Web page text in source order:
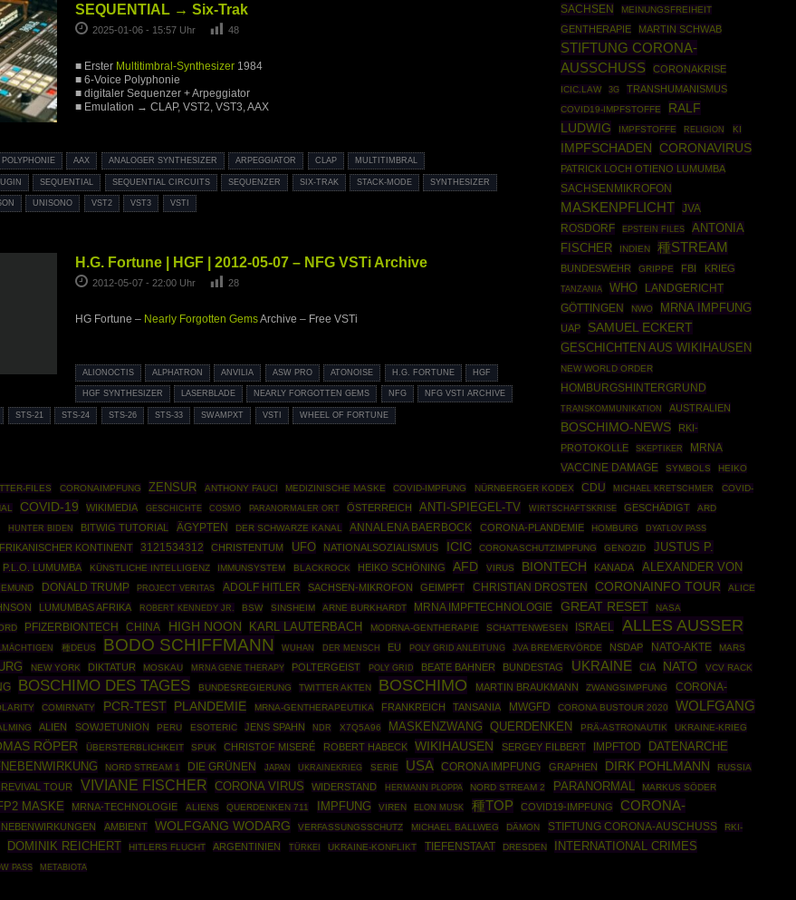
SEQUENTIAL → Six-Trak
2025-01-06 - 15:57 Uhr 48
■ Erster Multitimbral-Synthesizer1984
■ 6-Voice Polyphonie
■ digitaler Sequenzer + Arpeggiator
■ Emulation → CLAP, VST2, VST3, AAX
AAX ANALOGER SYNTHESIZER ARPEGGIATOR CLAP MULTITIMBRAL
SEQUENTIAL SEQUENTIAL CIRCUITS SEQUENZER SIX-TRAK STACK-MODE SYNTHESIZER
UNISONO VST2 VST3 VSTI
H.G. Fortune | HGF | 2012-05-07 – NFG VSTi Archive
2012-05-07 - 22:00 Uhr 28
HG Fortune – Nearly Forgotten GemsArchive – Free VSTi
ALIONOCTIS ALPHATRON ANVILIA ASW PRO ATONOISE H.G. FORTUNE HGF
HGF SYNTHESIZER LASERBLADE NEARLY FORGOTTEN GEMS NFG NFG VSTI ARCHIVE
STS-21 STS-24 STS-26 STS-33 SWAMPXT VSTI WHEEL OF FORTUNE
SACHSEN MEINUNGSFREIHEIT
GENTHERAPIE MARTIN SCHWAB
STIFTUNG CORONA-
AUSSCHUSS
CORONAKRISE
ICIC.LAW 3G TRANSHUMANISMUS
COVID19-IMPFSTOFFE
RALF
LUDWIG
IMPFSTOFFE RELIGION KI
IMPFSCHADEN CORONAVIRUS
PATRICK LOCH OTIENO LUMUMBA
SACHSENMIKROFON
MASKENPFLICHT JVA
ROSDORF
EPSTEIN FILES
ANTONIA
FISCHER
INDIEN 種STREAM
BUNDESWEHR GRIPPE FBI KRIEG
TANZANIA WHO
LANDGERICHT
GÖTTINGEN
NWO MRNA IMPFUNG
UAP SAMUEL ECKERT
GESCHICHTEN AUS WIKIHAUSEN
NEW WORLD ORDER
HOMBURGSHINTERGRUND
TRANSKOMMUNIKATION AUSTRALIEN
BOSCHIMO-NEWS
RKI-
PROTOKOLLE
SKEPTIKER
MRNA
VACCINE DAMAGE
SYMBOLS
HEIKO
FILES CORONAIMPFUNG ZENSUR ANTHONY FAUCI MEDIZINISCHE MASKE COVID-IMPFUNG NÜRNBERGER KODEX CDU MICHAEL KRETSCHMER
COVID-
COVID-19 WIKIMEDIA GESCHICHTE COSMO PARANORMALER ORT ÖSTERREICH ANTI-SPIEGEL-TV WIRTSCHAFTSKRISE GESCHÄDIGT ARD
HUNTER BIDEN BITWIG TUTORIAL ÄGYPTEN DER SCHWARZE KANAL ANNALENA BAERBOCK CORONA-PLANDEMIE HOMBURG DYATLOV PASS
KONTINENT 3121534312 CHRISTENTUM UFO NATIONALSOZIALISMUS ICIC CORONASCHUTZIMPFUNG GENOZID
JUSTUS P.
P.L.O. LUMUMBA KÜNSTLICHE INTELLIGENZ IMMUNSYSTEM BLACKROCK HEIKO SCHÖNING AFD VIRUS BIONTECH KANADA
ALEXANDER VON
DONALD TRUMP PROJECT VERITAS ADOLF HITLER SACHSEN-MIKROFON GEIMPFT CHRISTIAN DROSTEN CORONAINFO TOUR
ALICE
LUMUMBAS AFRIKA ROBERT KENNEDY JR. BSW SINSHEIM ARNE BURKHARDT MRNA IMPFTECHNOLOGIE GREAT RESET
NASA
PFIZERBIONTECH CHINA HIGH NOON KARL LAUTERBACH MODRNA-GENTHERAPIE SCHATTENWESEN ISRAEL
ALLES AUSSER
種DEUS BODO SCHIFFMANN WUHAN DER MENSCH EU POLY GRID ANLEITUNG JVA BREMERVÖRDE NSDAP NATO-AKTE MARS
NEW YORK DIKTATUR MOSKAU MRNA GENE THERAPY POLTERGEIST POLY GRID BEATE BAHNER BUNDESTAG UKRAINE CIA NATO VCV RACK
BOSCHIMO DES TAGES BUNDESREGIERUNG TWITTER AKTEN BOSCHIMO MARTIN BRAUKMANN ZWANGSIMPFUNG
CORONA-
COMIRNATY PCR-TEST PLANDEMIE MRNA-GENTHERAPEUTIKA FRANKREICH TANSANIA MWGFD CORONA BUSTOUR 2020
WOLFGANG
ALIEN SOWJETUNION PERU ESOTERIC JENS SPAHN NDR X7Q5A96 MASKENZWANG QUERDENKEN PRÄ-ASTRONAUTIK UKRAINE-KRIEG
RÖPER ÜBERSTERBLICHKEIT SPUK CHRISTOF MISERÉ ROBERT HABECK WIKIHAUSEN SERGEY FILBERT IMPFTOD DATENARCHE
NORD STREAM 1 DIE GRÜNEN JAPAN UKRAINEKRIEG SERIE USA CORONA IMPFUNG GRAPHEN DIRK POHLMANN RUSSIA
TOUR VIVIANE FISCHER CORONA VIRUS WIDERSTAND HERMANN PLOPPA NORD STREAM 2 PARANORMAL
MARKUS SÖDER
MASKE MRNA-TECHNOLOGIE ALIENS QUERDENKEN 711 IMPFUNG VIREN ELON MUSK 種TOP COVID19-IMPFUNG
CORONA-
AMBIENT WOLFGANG WODARG VERFASSUNGSSCHUTZ MICHAEL BALLWEG DÄMON STIFTUNG CORONA-AUSCHUSS
RKI-
DOMINIK REICHERT HITLERS FLUCHT ARGENTINIEN TÜRKEI UKRAINE-KONFLIKT TIEFENSTAAT DRESDEN
INTERNATIONAL CRIMES
PASS METABIOTA